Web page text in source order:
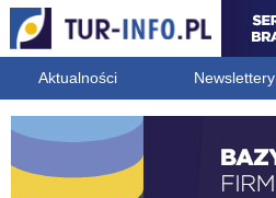
Aktualności Newslettery